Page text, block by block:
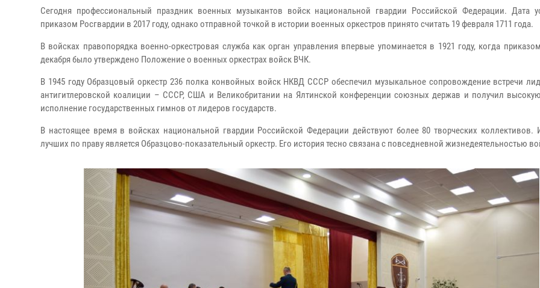
Сегодня профессиональный праздник военных музыкантов войск национальной гвардии Российской Федерации. Дата
приказом Росгвардии в 2017 году, однако отправной точкой в истории военных оркестров принято считать 19 февраля 1711 года.
В войсках правопорядка военно-оркестровая служба как орган управления впервые упоминается в 1921 году, когда
декабря было утверждено Положение о военных оркестрах войск ВЧК.
В 1945 году Образцовый оркестр 236 полка конвойных войск НКВД СССР обеспечил музыкальное сопровождение встречи
антигитлеровской коалиции – СССР, США и Великобритании на Ялтинской конференции союзных держав и получил
исполнение государственных гимнов от лидеров государств.
В настоящее время в войсках национальной гвардии Российской Федерации действуют более 80 творческих коллективов.
лучших по праву является Образцово-показательный оркестр. Его история тесно связана с повседневной жизнедеятельностью